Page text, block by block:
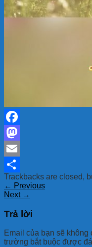
Facebook
Mastodon
Email
Share
Trackbacks are closed,
← Previous
Next →
Trả lời
Email của bạn sẽ
trường bắt buộc được